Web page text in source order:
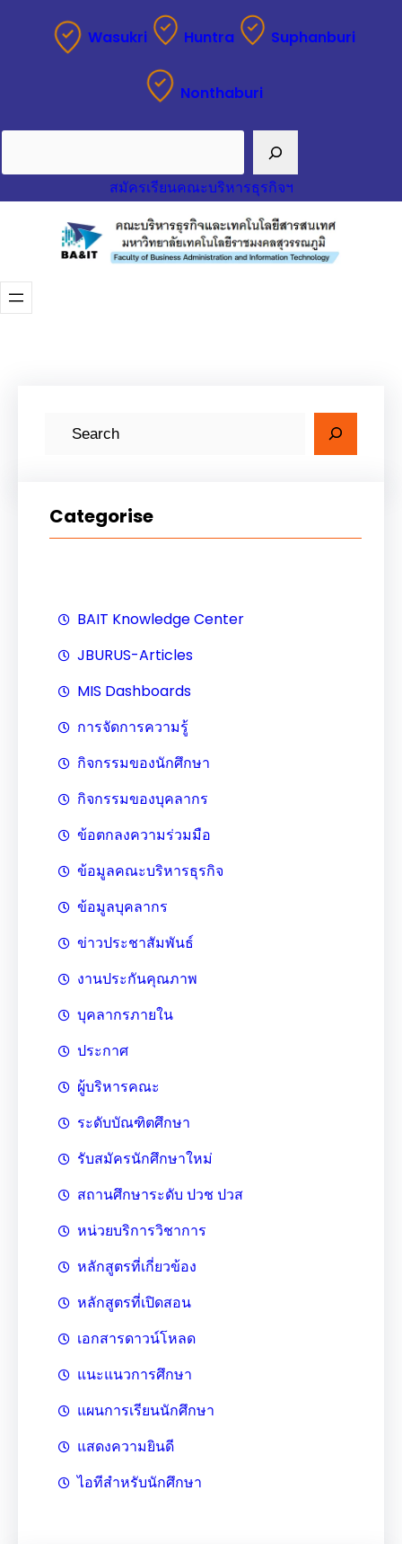
Wasukri Huntra Suphanburi
Nonthaburi
สมัครเรียนคณะบริหารธุรกิจฯ
Categorise
BAIT Knowledge Center
JBURUS-Articles
MIS Dashboards
การจัดการความรู้
กิจกรรมของนักศึกษา
กิจกรรมของบุคลากร
ข้อตกลงความร่วมมือ
ข้อมูลคณะบริหารธุรกิจ
ข้อมูลบุคลากร
ข่าวประชาสัมพันธ์
งานประกันคุณภาพ
บุคลากรภายใน
ประกาศ
ผู้บริหารคณะ
ระดับบัณฑิตศึกษา
รับสมัครนักศึกษาใหม่
สถานศึกษาระดับ ปวช ปวส
หน่วยบริการวิชาการ
หลักสูตรที่เกี่ยวข้อง
หลักสูตรที่เปิดสอน
เอกสารดาวน์โหลด
แนะแนวการศึกษา
แผนการเรียนนักศึกษา
แสดงความยินดี
ไอทีสำหรับนักศึกษา